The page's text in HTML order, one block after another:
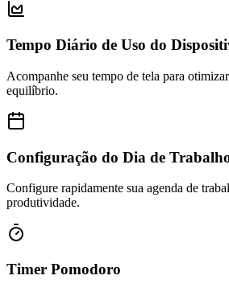
Tempo Diário de Uso do
Acompanhe seu tempo de tela para
equilíbrio.
Configuração do Dia de
Configure rapidamente sua agenda de
produtividade.
Timer Pomodoro